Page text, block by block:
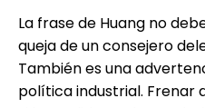
La frase de Huang no
queja de un consejero
También es una
política industrial. Frenar